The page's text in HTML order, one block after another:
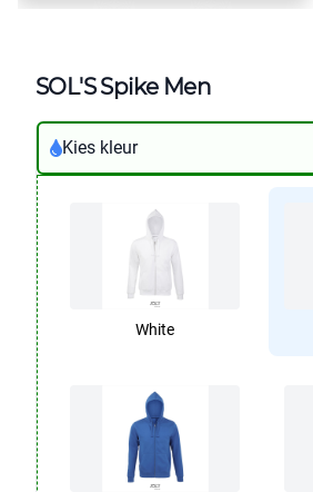
SOL'S Spike Men
Kies kleur
White